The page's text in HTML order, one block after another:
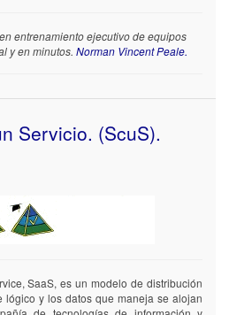
entrenamiento ejecutivo de equipos
y en minutos. Norman Vincent Peale.
Servicio. (ScuS).
SaaS, es un modelo de distribución
lógico y los datos que maneja se alojan